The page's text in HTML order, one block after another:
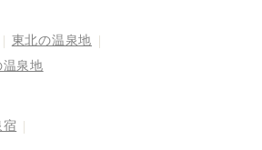
東北の温泉地
温泉地